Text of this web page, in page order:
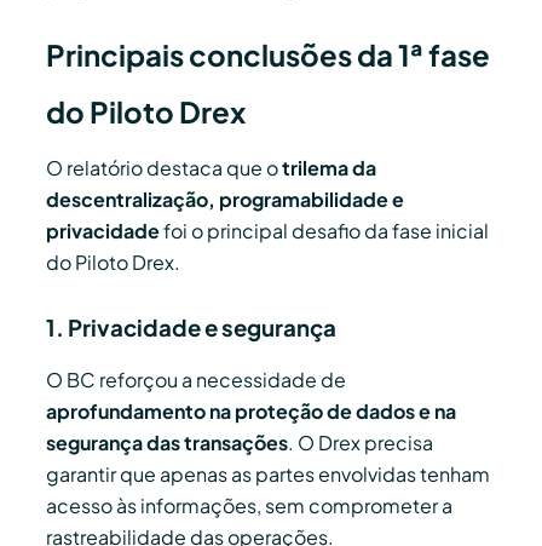
Principais conclusões da 1ª fase
do Piloto Drex
O relatório destaca que otrilema da
descentralização, programabilidade e
privacidadefoi o principal desafio da fase inicial
do Piloto Drex.
1. Privacidade e segurança
O BC reforçou a necessidade de
aprofundamento na proteção de dados e na
segurança das transações. O Drex precisa
garantir que apenas as partes envolvidas tenham
acesso às informações, sem comprometer a
rastreabilidade das operações.